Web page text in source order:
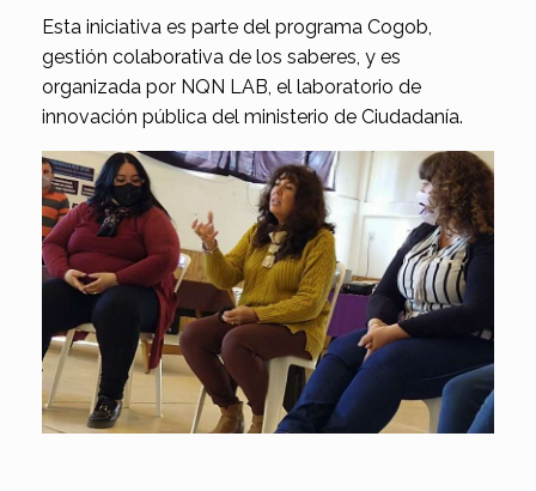
Esta iniciativa es parte del programa Cogob,
gestión colaborativa de los saberes, y es
organizada por NQN LAB, el laboratorio de
innovación pública del ministerio de Ciudadanía.